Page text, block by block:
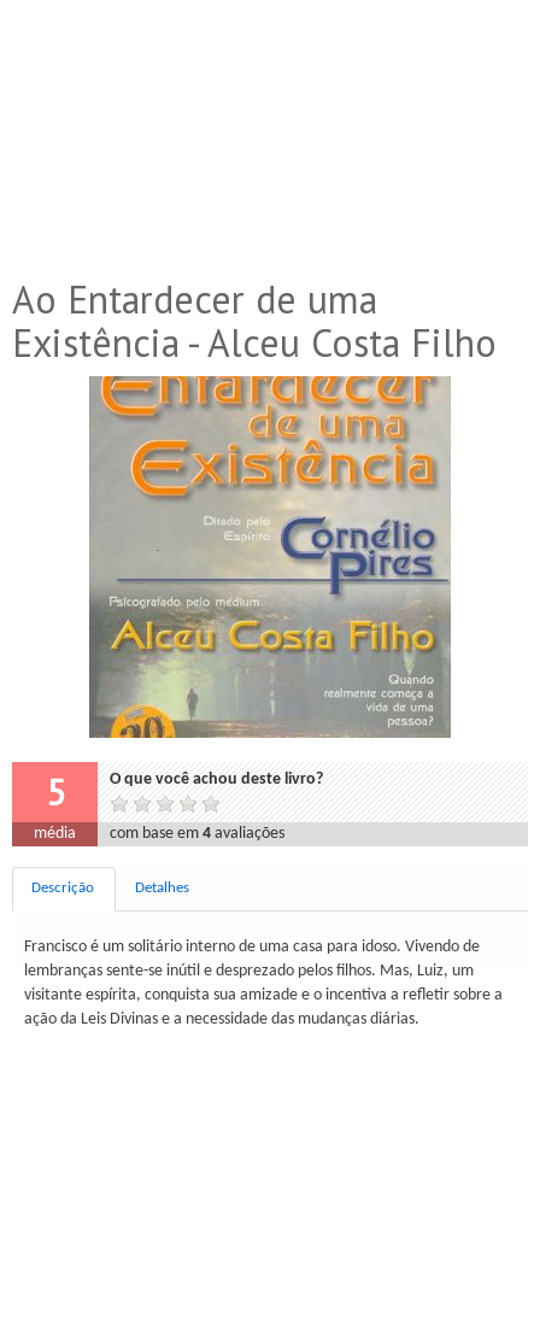
Ao Entardecer de uma
Existência - Alceu Costa Filho
5 O que você achou deste livro?
média com base em4 avaliações
Descrição Detalhes
Francisco é um solitário interno de uma casa para idoso. Vivendo de
lembranças sente-se inútil e desprezado pelos filhos. Mas, Luiz, um
visitante espírita, conquista sua amizade e o incentiva a refletir sobre a
ação da Leis Divinas e a necessidade das mudanças diárias.